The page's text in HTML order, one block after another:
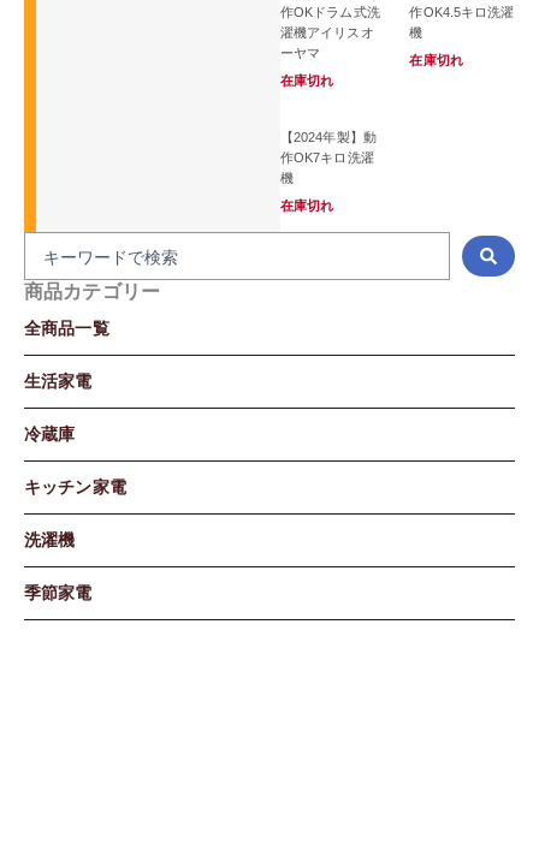
a
c
...
商品カテゴリー
全商品一覧
生活家電
冷蔵庫
キッチン家電
洗濯機
季節家電
作OKドラム式洗
濯機アイリスオ
ーヤマ
在庫切れ
作OK4.5キロ洗濯
機
在庫切れ
【2024年製】動
作OK7キロ洗濯
機
在庫切れ